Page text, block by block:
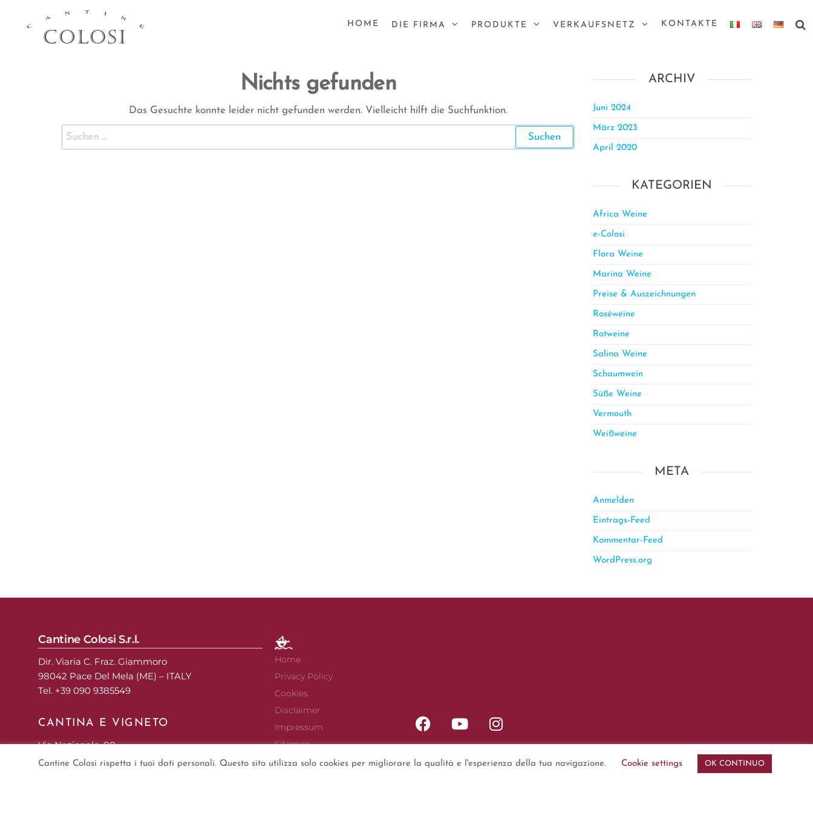
ISLAND
HOME DIE FIRMA PRODUKTE VERKAUFSNETZ KONTAKTE
Nichts gefunden
Das Gesuchte konnte leider nicht gefunden werden. Vielleicht hilft die Suchfunktion.
ARCHIV
Juni 2024
März 2023
April 2020
KATEGORIEN
Africa Weine
e-Colosi
Flora Weine
Marina Weine
Preise & Auszeichnungen
Roséweine
Rotweine
Salina Weine
Schaumwein
Süße Weine
Vermouth
Weißweine
META
Anmelden
Eintrags-Feed
Kommentar-Feed
WordPress.org
Cantine Colosi S.r.l.
Dir. Viaria C. Fraz. Giammoro
98042 Pace Del Mela (ME) – ITALY
Tel. +39 090 9385549
CANTINA E VIGNETO
Via Nazionale, 80
98050 Malfa, Salina (ME) – Isole Eolie
Home
Privacy Policy
Cookies
Disclaimer
Impressum
Sitemap
Cantine Colosi rispetta i tuoi dati personali. Questo sito utilizza solo cookies per migliorare la qualità e l'esperienza della tua navigazione. Cookie settings OK CONTINUO